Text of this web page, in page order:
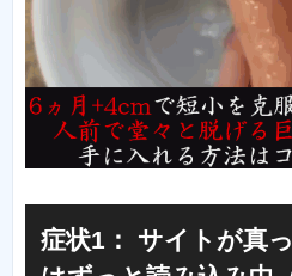
症状1： サイトが真